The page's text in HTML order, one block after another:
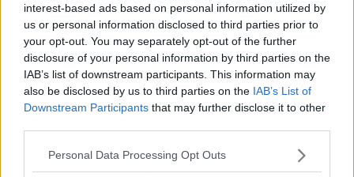
interest-based ads based on personal information utilized by
us or personal information disclosed to third parties prior to
your opt-out. You may separately opt-out of the further
disclosure of your personal information by third parties on the
IAB’s list of downstream participants. This information may
also be disclosed by us to third parties on the IAB’s List of
Downstream Participants that may further disclose it to other
Personal Data Processing Opt Outs
4.4 - 25
Grillet okseculotte
med kartofler og
hvidløg
3.4 - 44 Cullottesteg 02
4.2 381 Culottesteg